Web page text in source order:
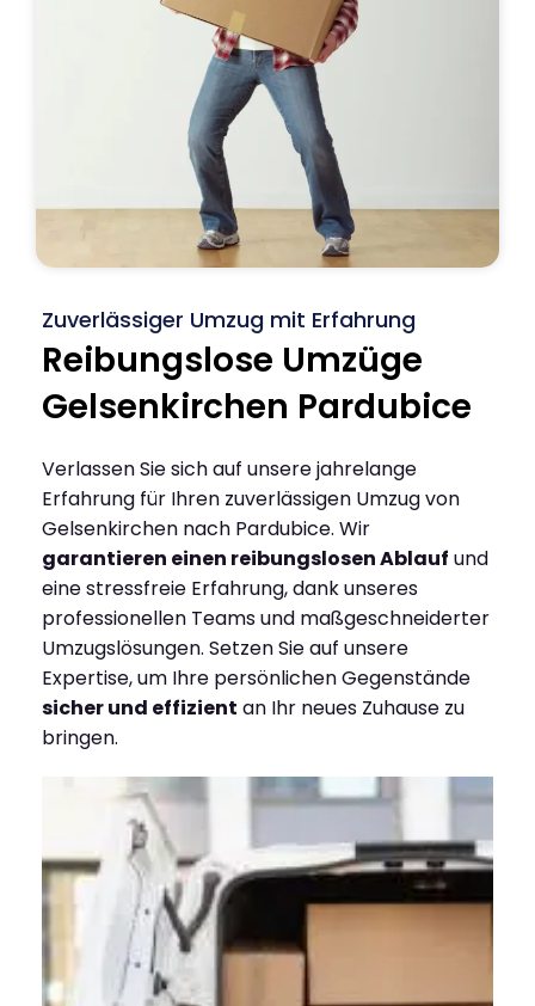
Zuverlässiger Umzug mit Erfahrung
Reibungslose Umzüge
Gelsenkirchen Pardubice
Verlassen Sie sich auf unsere jahrelange
Erfahrung für Ihren zuverlässigen Umzug von
Gelsenkirchen nach Pardubice. Wir
garantieren einen reibungslosen Ablauf und
eine stressfreie Erfahrung, dank unseres
professionellen Teams und maßgeschneiderter
Umzugslösungen. Setzen Sie auf unsere
Expertise, um Ihre persönlichen Gegenstände
sicher und effizient an Ihr neues Zuhause zu
bringen.